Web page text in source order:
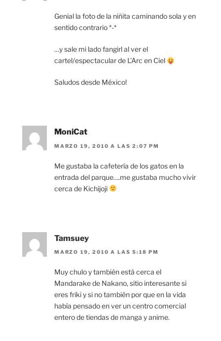
Genial la foto de la niñita caminando sola y en
sentido contrario *-*
…y sale mi lado fangirl al ver el
cartel/espectacular de L’Arc en Ciel
Saludos desde México!
MoniCat
MARZO 19, 2010 A LAS 2:07 PM
Me gustaba la cafetería de los gatos en la
entrada del parque….me gustaba mucho vivir
cerca de Kichijoji
Tamsuey
MARZO 19, 2010 A LAS 5:18 PM
Muy chulo y también está cerca el
Mandarake de Nakano, sitio interesante si
eres friki y si no también por que en la vida
había pensado en ver un centro comercial
entero de tiendas de manga y anime.